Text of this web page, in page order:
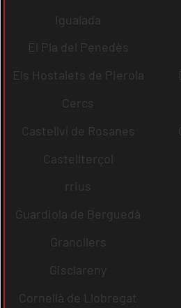
Igualada
El Pla del Penedès
Els Hostalets de Pierola
Cercs
Castellví de Rosanes
Castellterçol
rrius
Guardiola de Berguedà
Granollers
Gisclareny
Cornellà de Llobregat